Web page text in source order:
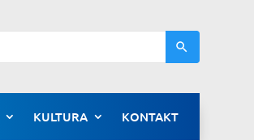
KULTURA KONTAKT